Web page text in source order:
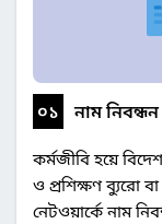
০১ নাম নিবন্ধন
কর্মজীবি হয়ে
ও প্রশিক্ষণ ব্যুরো
নেটওয়ার্কে নাম